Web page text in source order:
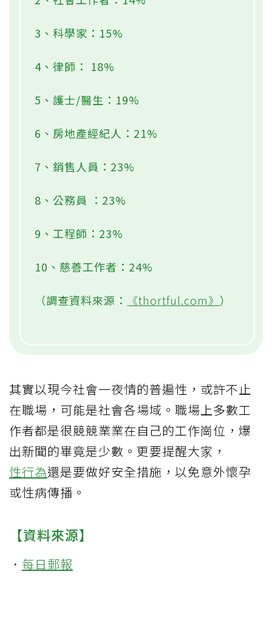
3、科學家：15%
4、律師： 18%
5、護士/醫生：19%
6、房地產經紀人：21%
7、銷售人員：23%
8、公務員 ：23%
9、工程師：23%
10、慈善工作者：24%
（調查資料來源： 《thortful.com》 ）
其實以現今社會一夜情的普遍性，或許不止
在職場，可能是社會各場域。職場上多數工
作者都是很競競業業在自己的工作崗位，爆
出新聞的畢竟是少數。更要提醒大家，
性行為還是要做好安全措施，以免意外懷孕
或性病傳播。
【資料來源】
． 每日郵報